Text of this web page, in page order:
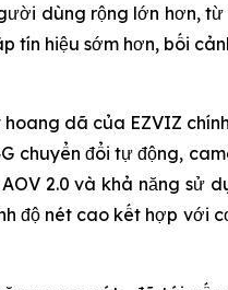
dùng rộng lớn hơn,
tín hiệu sớm hơn, bối
dã của EZVIZ
chuyển đổi tự động,
2.0 và khả năng
độ nét cao kết hợp